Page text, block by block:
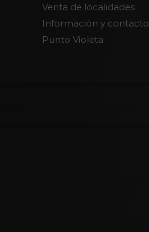
Venta de localidades
Información y contacto
Punto Violeta